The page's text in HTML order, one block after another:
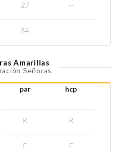
27
54
--
--
Amarillas
Señoras
par
R
F
hcp
R
F